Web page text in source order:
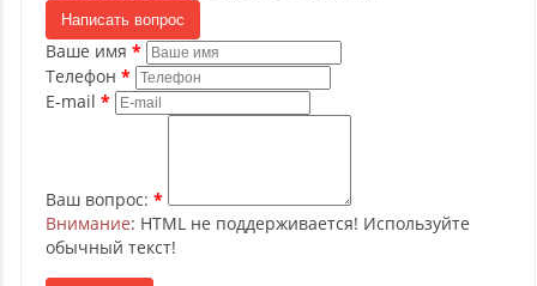
Написать вопрос
Ваше имя
Телефон
E-mail
Ваш вопрос:
Внимание: HTML не поддерживается! Используйте
обычный текст!